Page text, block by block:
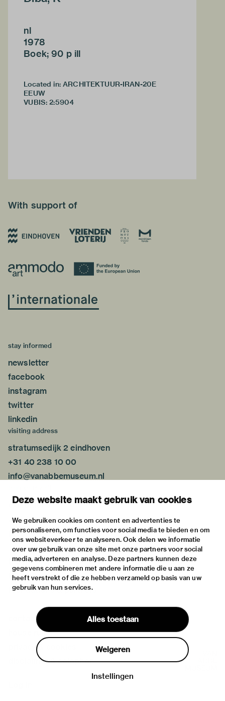
Deze website maakt gebruik van cookies
We gebruiken cookies om content en advertenties te
personaliseren, om functies voor social media te bieden en om
ons websiteverkeer te analyseren. Ook delen we informatie
over uw gebruik van onze site met onze partners voor social
media, adverteren en analyse. Deze partners kunnen deze
gegevens combineren met andere informatie die u aan ze
heeft verstrekt of die ze hebben verzameld op basis van uw
gebruik van hun services.
Alles toestaan
Weigeren
Instellingen
nl
1978
Boek; 90 p ill
Located in: ARCHITEKTUUR-IRAN-20E
EEUW
VUBIS: 2:5904
With support of
stay informed
newsletter
facebook
instagram
twitter
linkedin
visiting address
stratumsedijk 2 eindhoven
+31 40 238 10 00
info@vanabbemuseum.nl
exhibitions
activities
practical information
about
the museum
the collection
foundations & partners
contact
house rules
privacy & cookies
disclaimer & colophon